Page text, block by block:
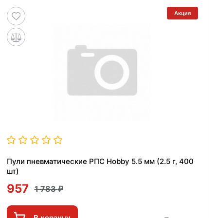
Акция
Пули пневматические РПС Hobby 5.5 мм (2.5 г, 400
шт)
957 1 783